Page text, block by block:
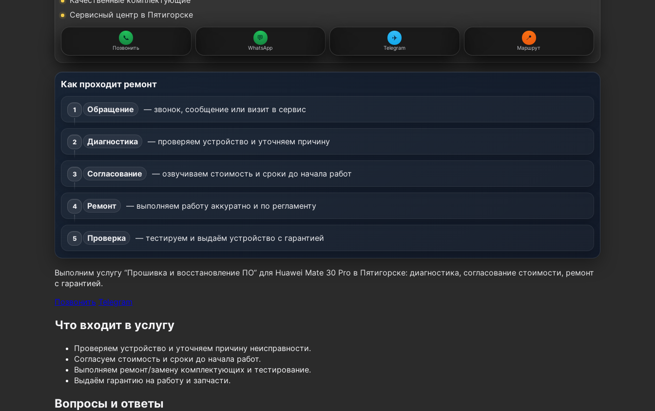
Сервисный центр в Пятигорске
📞
Позвонить
💬
WhatsApp
✈️
Telegram
📍
Маршрут
Как проходит ремонт
Обращение — звонок, сообщение или визит в сервис
Диагностика — проверяем устройство и уточняем причину
Согласование — озвучиваем стоимость и сроки до начала работ
Ремонт — выполняем работу аккуратно и по регламенту
Проверка — тестируем и выдаём устройство с гарантией
Выполним услугу “Прошивка и восстановление ПО” для Huawei Mate 30 Pro в Пятигорске: диагностика, согласование стоимости, ремонт
с гарантией.
Позвонить Telegram
Что входит в услугу
Проверяем устройство и уточняем причину неисправности.
Согласуем стоимость и сроки до начала работ.
Выполняем ремонт/замену комплектующих и тестирование.
Выдаём гарантию на работу и запчасти.
Вопросы и ответы